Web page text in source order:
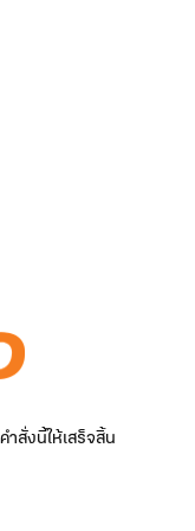
สั่งนี้ให้เสร็จสิ้น